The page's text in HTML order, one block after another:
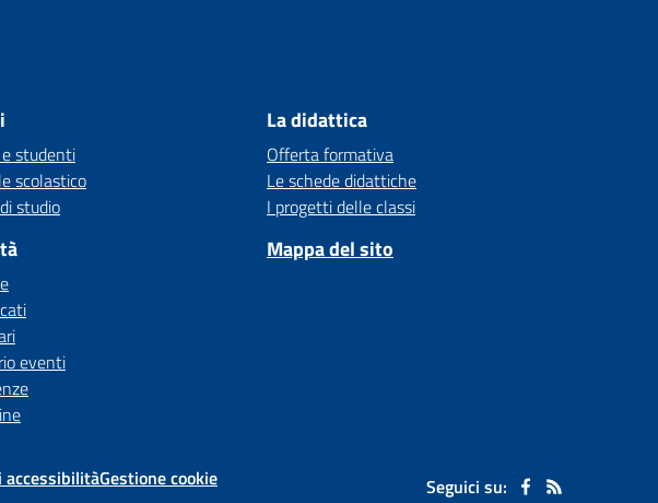
studenti
scolastico
studio
eventi
La didattica
Offerta formativa
Le schede didattiche
I progetti delle classi
Mappa del sito
accessibilitàGestione cookie Seguici su: